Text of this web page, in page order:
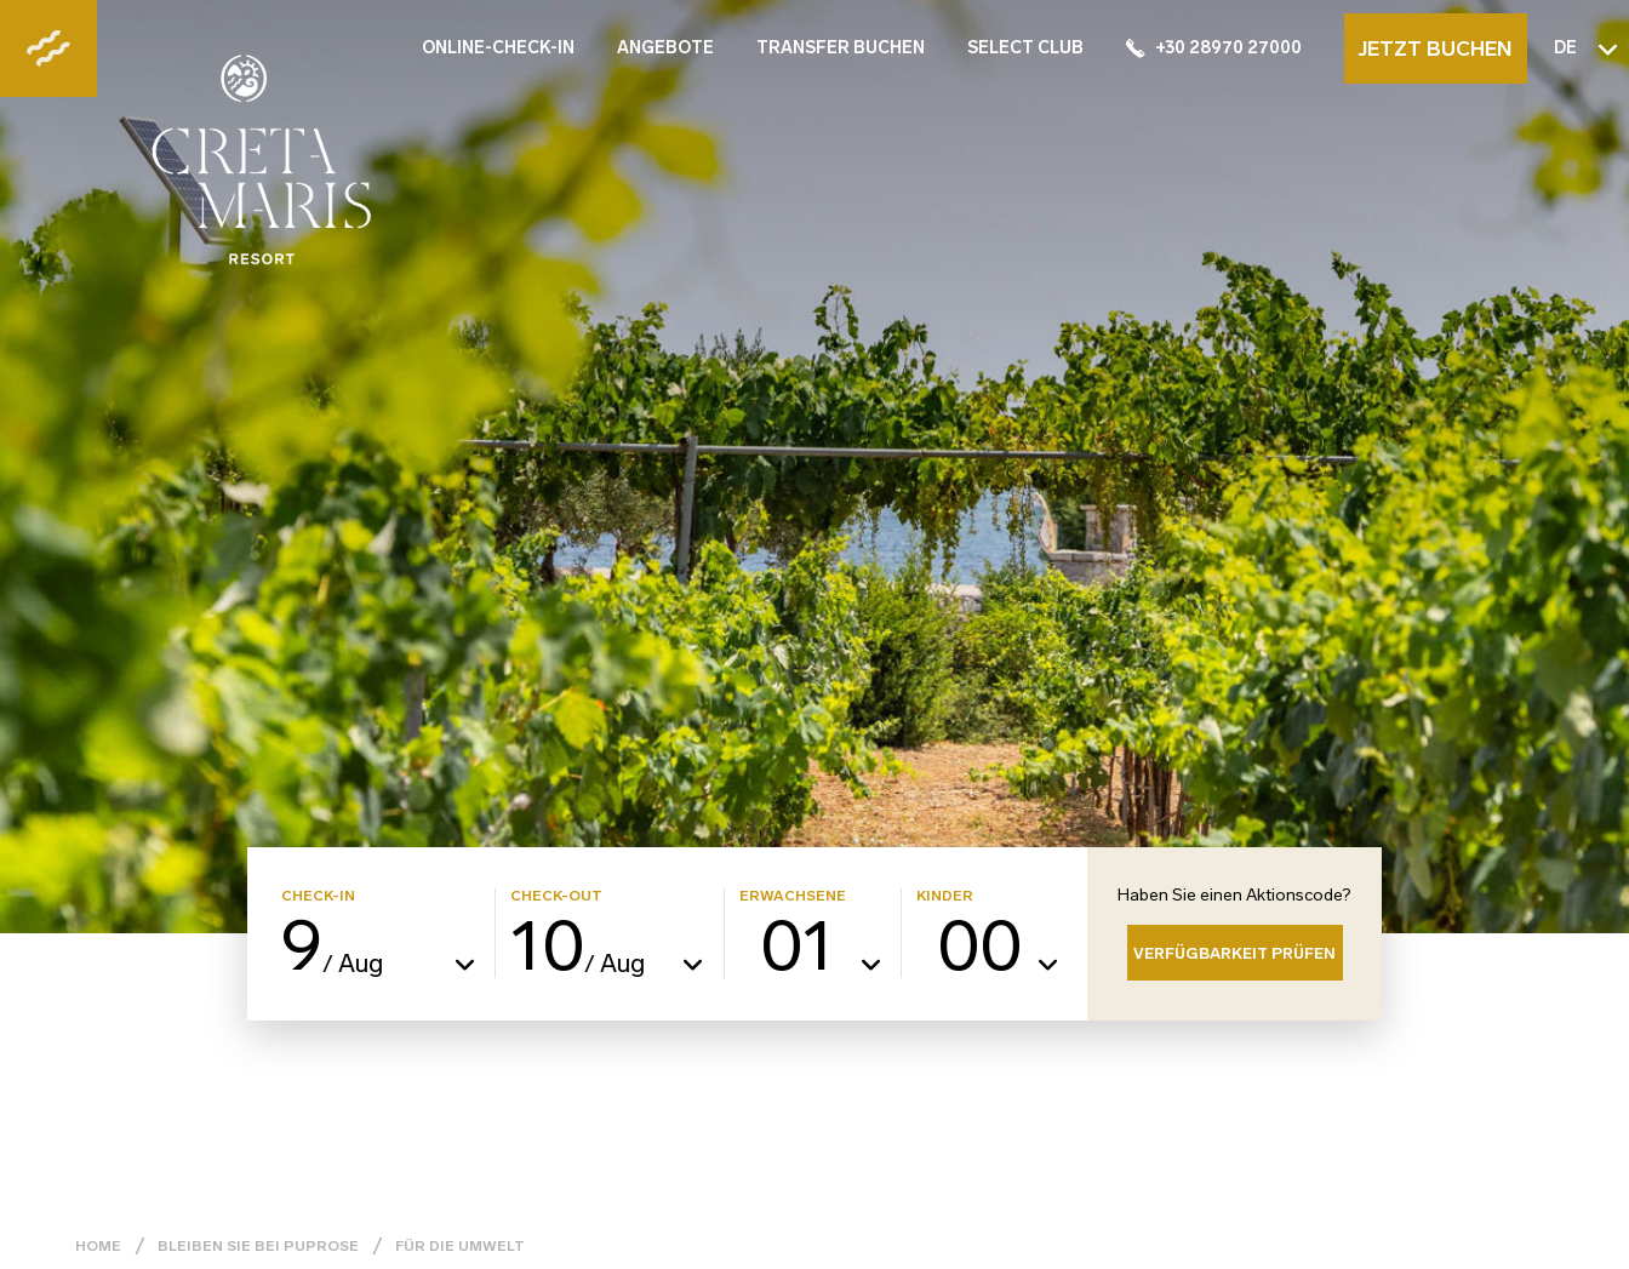
ONLINE-CHECK-IN ANGEBOTE TRANSFER BUCHEN SELECT CLUB +30 28970 27000 JETZT BUCHEN DE
CHECK-IN
9/Aug
CHECK-OUT
10/Aug
ERWACHSENE
01
KINDER
00
Haben Sie einen Aktionscode?
VERFÜGBARKEIT PRÜFEN
HOME BLEIBEN SIE BEI PUPROSE FÜR DIE UMWELT